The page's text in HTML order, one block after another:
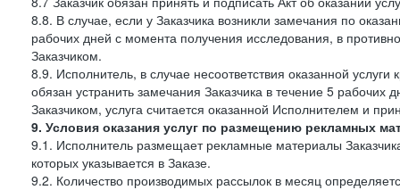
8.8. В случае, если у Заказчика возникли замечания по
рабочих дней с момента получения исследования, в
Заказчиком.
8.9. Исполнитель, в случае несоответствия оказанной
обязан устранить замечания Заказчика в течение 5 рабочих
Заказчиком, услуга считается оказанной Исполнителем и
9. Условия оказания услуг по размещению рекламных
9.1. Исполнитель размещает рекламные материалы
которых указывается в Заказе.
9.2. Количество производимых рассылок в месяц